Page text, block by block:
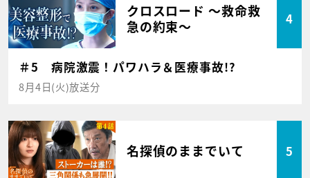
クロスロード ～救命救
急の約束～
4
＃5 病院激震！パワハラ＆医療事故!?
8月4日(火)放送分
名探偵のままでいて 5